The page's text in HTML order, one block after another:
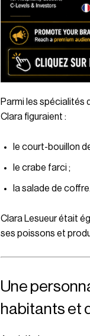
Parmi les spécialités
Clara figuraient :
le court-bouillon
le crabe farci ;
la salade de coffre.
Clara Lesueur était
ses poissons et
Une
habitants et